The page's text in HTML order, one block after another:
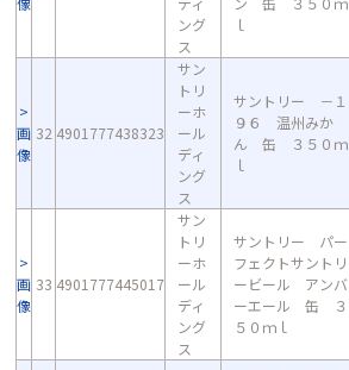
ング
ス
ｌ
画
像
32 4901777438323
サン
トリ
ーホ
ール
ディ
ング
ス
サントリー －１
９６ 温州みか
ん 缶 ３５０ｍ
ｌ
画
像
33 4901777445017
サン
トリ
ーホ
ール
ディ
ング
ス
サントリー パー
フェクトサントリ
ービール アンバ
ーエール 缶 ３
５０ｍｌ